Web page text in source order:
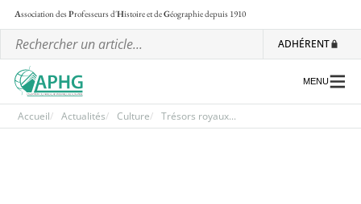
Association desProfesseurs d'Histoire et deGéographiedepuis 1910
ADHÉRENT
MENU
Accueil Actualités Culture Trésors royaux...